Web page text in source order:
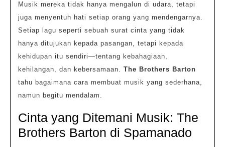
Musik mereka tidak hanya mengalun di udara, tetapi
juga menyentuh hati setiap orang yang mendengarnya.
Setiap lagu seperti sebuah surat cinta yang tidak
hanya ditujukan kepada pasangan, tetapi kepada
kehidupan itu sendiri—tentang kebahagiaan,
kehilangan, dan kebersamaan. The Brothers Barton
tahu bagaimana cara membuat musik yang sederhana,
namun begitu mendalam.
Cinta yang Ditemani Musik: The
Brothers Barton di Spamanado